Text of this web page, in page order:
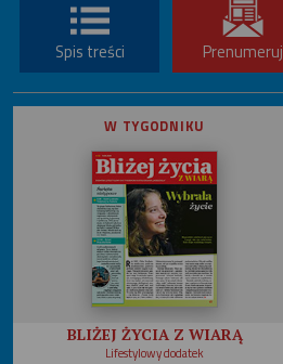
Spis treści Prenumeruj
W TYGODNIKU
BLIŻEJ ŻYCIA Z WIARĄ
Lifestylowy dodatek